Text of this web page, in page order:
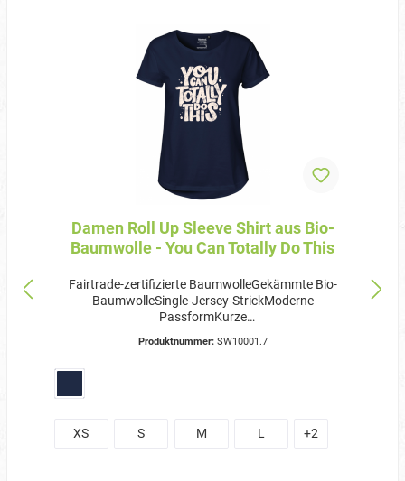
Damen Roll Up Sleeve Shirt aus Bio-
Baumwolle - You Can Totally Do This
Fairtrade-zertifizierte BaumwolleGekämmte Bio-
BaumwolleSingle-Jersey-StrickModerne
PassformKurze
innenHochkrempel-Detail an den ÄrmelnWaschbar
bis 60 °C und für Industriewäsche geeignet(Hinweis:
Baumwolle100 % Bio-BaumwolleOeko-TexSA8000EU
Produktnummer: SW10001.7
XS S M L +2